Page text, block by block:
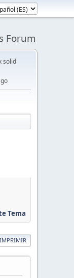
solid
Tema
IMPRIMIR